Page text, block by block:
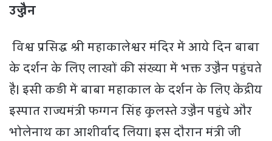
उज्जैन
विश्व प्रसिद्ध श्री महाकालेश्वर मंदिर में आये दिन बाबा
के दर्शन के लिए लाखों की संख्या में भक्त उज्जैन पहुंचते
है। इसी कड़ी में बाबा महाकाल के दर्शन के लिए केंद्रीय
इस्पात राज्यमंत्री फग्गन सिंह कुलस्ते उज्जैन पहुंचे और
भोलेनाथ का आशीर्वाद लिया। इस दौरान मंत्री जी